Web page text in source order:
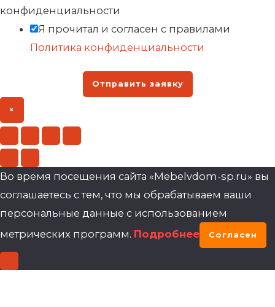
конфиденциальности
Я прочитал и согласен с правилами
Политика конфиденциальности
Отправить заявку
×
Во время посещения сайта «Mebelvdom-sp.ru» вы
соглашаетесь с тем, что мы обрабатываем ваши
персональные данные с использованием
метрических программ. Подробнее Согласен